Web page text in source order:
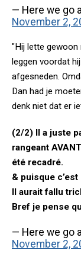
— Here we go
November 2,
"Hij lette gewoon
leggen voordat
afgesneden.
Dan had je
denk niet dat er
(2/2) Il a juste
rangeant
été recadré.
& puisque
Il aurait fallu
Bref je pense
— Here we go
November 2,